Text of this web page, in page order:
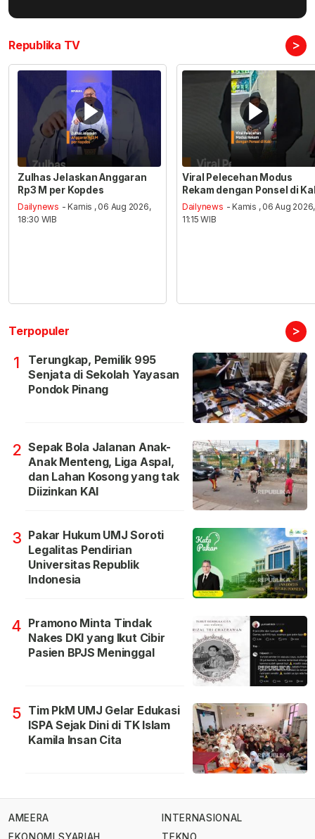
Republika TV >
Zulhas Jelaskan Anggaran
Rp3 M per Kopdes
Dailynews - Kamis , 06 Aug 2026,
18:30 WIB
Viral Pelecehan Modus
Rekam dengan Ponsel di
Dailynews - Kamis , 06 Aug 2026,
11:15 WIB
Terpopuler >
1
Terungkap, Pemilik 995
Senjata di Sekolah Yayasan
Pondok Pinang
2 Sepak Bola Jalanan Anak-
Anak Menteng, Liga Aspal,
dan Lahan Kosong yang tak
Diizinkan KAI
3 Pakar Hukum UMJ Soroti
Legalitas Pendirian
Universitas Republik
Indonesia
4 Pramono Minta Tindak
Nakes DKI yang Ikut Cibir
Pasien BPJS Meninggal
5 Tim PkM UMJ Gelar Edukasi
ISPA Sejak Dini di TK Islam
Kamila Insan Cita
AMEERA
EKONOMI SYARIAH
INTERNASIONAL
TEKNO